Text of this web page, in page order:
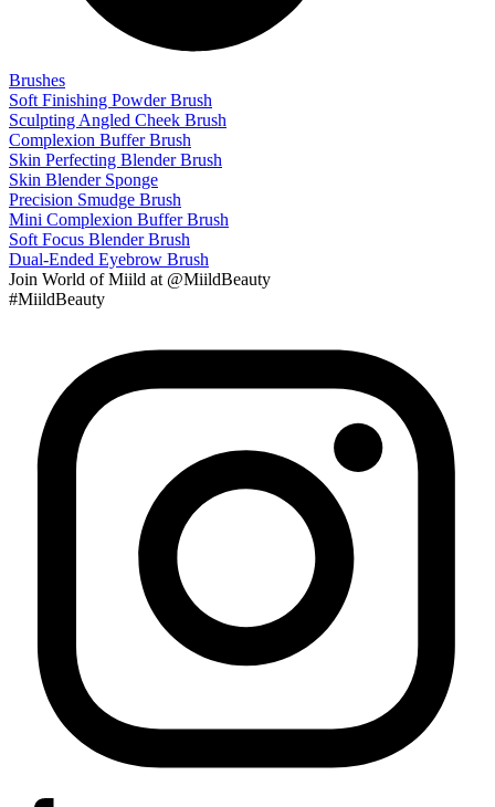
Brushes
Soft Finishing Powder Brush
Sculpting Angled Cheek Brush
Complexion Buffer Brush
Skin Perfecting Blender Brush
Skin Blender Sponge
Precision Smudge Brush
Mini Complexion Buffer Brush
Soft Focus Blender Brush
Dual-Ended Eyebrow Brush
Join World of Miild at @MiildBeauty
#MiildBeauty